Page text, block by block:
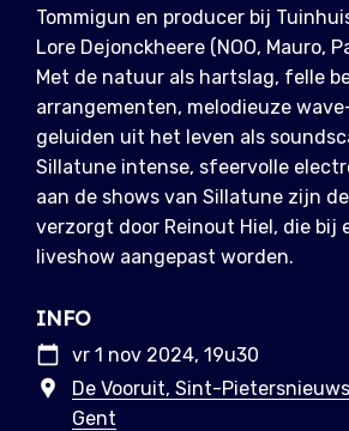
Tommigun en producer bij
Lore Dejonckheere (NOO, Mauro,
Met de natuur als hartslag, felle
arrangementen, melodieuze
geluiden uit het leven als
Sillatune intense, sfeervolle
aan de shows van Sillatune zijn
verzorgt door Reinout Hiel, die bij
liveshow aangepast worden.
INFO
vr 1 nov 2024, 19u30
De Vooruit, Sint-
Gent